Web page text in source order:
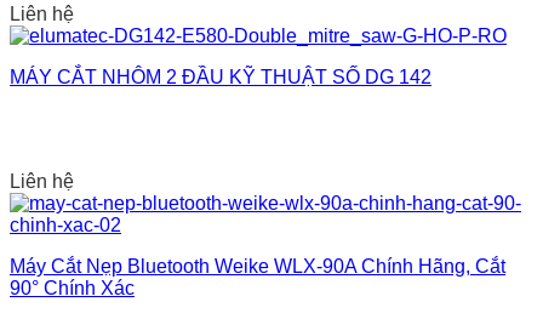
Liên hệ
MÁY CẮT NHÔM 2 ĐẦU KỸ THUẬT SỐ DG 142
Liên hệ
Máy Cắt Nẹp Bluetooth Weike WLX-90A Chính Hãng, Cắt
90° Chính Xác